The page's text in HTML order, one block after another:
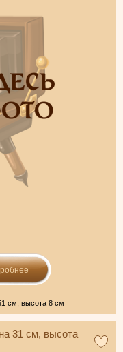
см, высота 8 см
31 см, высота